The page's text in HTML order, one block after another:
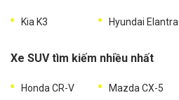
Kia K3 Hyundai Elantra
Xe SUV tìm kiếm nhiều nhất
Honda CR-V Mazda CX-5